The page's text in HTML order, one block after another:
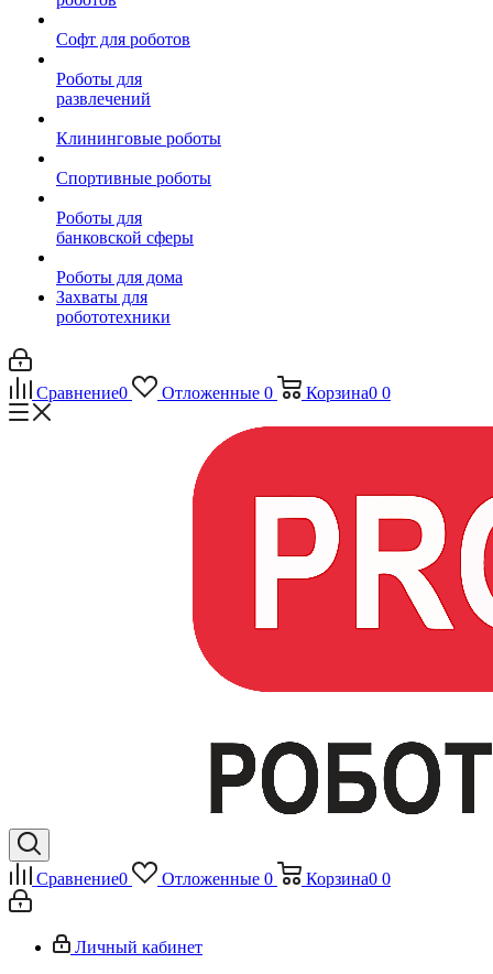
Софт для роботов
Роботы для
развлечений
Клининговые роботы
Спортивные роботы
Роботы для
банковской сферы
Роботы для дома
Захваты для
робототехники
Сравнение0 Отложенные 0 Корзина0 0
Сравнение0 Отложенные 0 Корзина0 0
Личный кабинет